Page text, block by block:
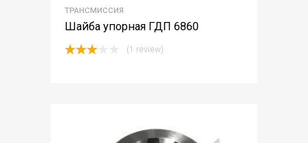
ТРАНСМИССИЯ
Шайба упорная ГДП 6860
(1 review)